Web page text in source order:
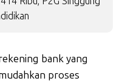
bank yang
proses